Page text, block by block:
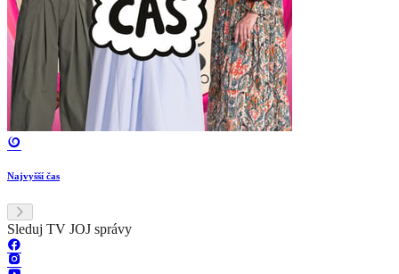
Najvyšší čas
Sleduj TV JOJ správy